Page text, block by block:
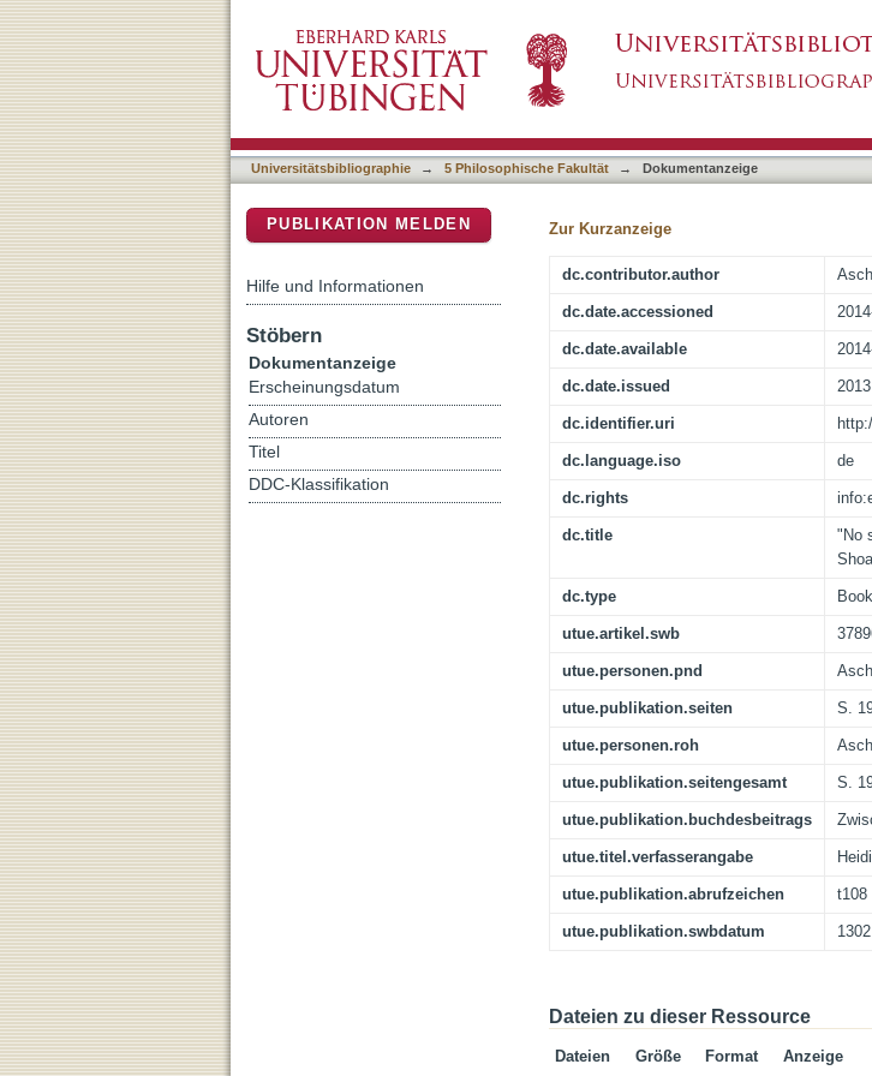
Universitätsbibliographie → 5 Philosophische Fakultät → Dokumentanzeige
Zur Kurzanzeige
dc.contributor.author
dc.date.accessioned
dc.date.available
dc.date.issued 2013
dc.identifier.uri
dc.language.iso de
dc.rights
dc.title
"No
dc.type
utue.artikel.swb
utue.personen.pnd
utue.publikation.seiten S.
utue.personen.roh
utue.publikation.seitengesamt S.
utue.publikation.buchdesbeitrags
utue.titel.verfasserangabe
utue.publikation.abrufzeichen t108
utue.publikation.swbdatum 1302
Dateien zu dieser Ressource
Dateien Größe Format Anzeige
PUBLIKATION MELDEN
Hilfe und Informationen
Stöbern
Dokumentanzeige
Erscheinungsdatum
Autoren
Titel
DDC-Klassifikation